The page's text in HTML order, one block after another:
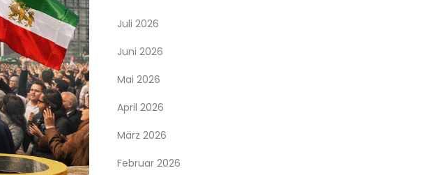
Juli 2026
Juni 2026
Mai 2026
April 2026
März 2026
Februar 2026